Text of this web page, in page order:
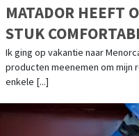
MATADOR HEEFT
STUK
Ik ging op vakantie naar
producten meenemen om
enkele [...]